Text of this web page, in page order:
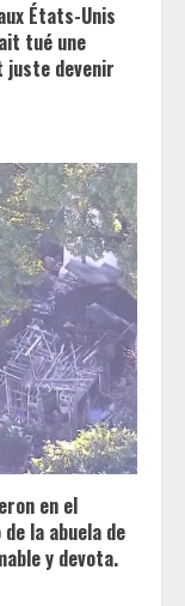
États-Unis
tué une
juste devenir
en el
la abuela de
y devota.